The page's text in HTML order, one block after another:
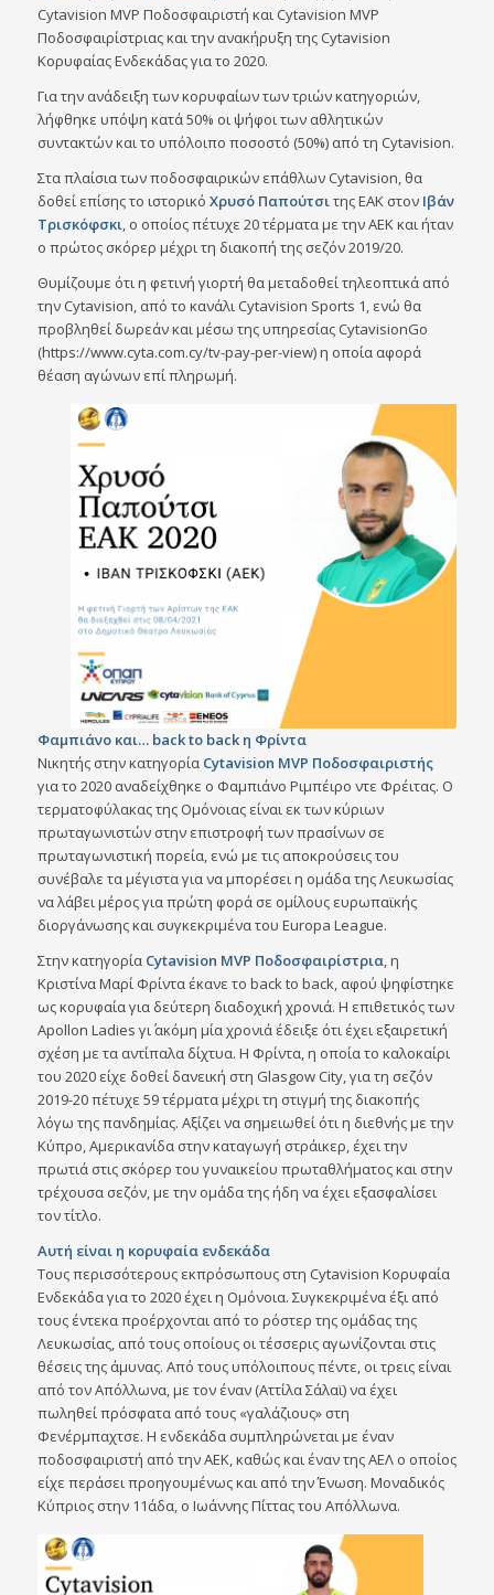
Cytavision MVP Ποδοσφαιριστή και Cytavision MVP
Ποδοσφαιρίστριας και την ανακήρυξη της Cytavision
Κορυφαίας Ενδεκάδας για το 2020.
Για την ανάδειξη των κορυφαίων των τριών κατηγοριών,
λήφθηκε υπόψη κατά 50% οι ψήφοι των αθλητικών
συντακτών και το υπόλοιπο ποσοστό (50%) από τη Cytavision.
Στα πλαίσια των ποδοσφαιρικών επάθλων Cytavision, θα
δοθεί επίσης το ιστορικό Χρυσό Παπούτσιτης ΕΑΚ στον Ιβάν
Τρισκόφσκι, ο οποίος πέτυχε 20 τέρματα με την ΑΕΚ και ήταν
ο πρώτος σκόρερ μέχρι τη διακοπή της σεζόν 2019/20.
Θυμίζουμε ότι η φετινή γιορτή θα μεταδοθεί τηλεοπτικά από
την Cytavision, από το κανάλι Cytavision Sports 1, ενώ θα
προβληθεί δωρεάν και μέσω της υπηρεσίας CytavisionGo
(https://www.cyta.com.cy/tv-pay-per-view) η οποία αφορά
θέαση αγώνων επί πληρωμή.
Φαμπιάνο και… back to back η Φρίντα
Νικητής στην κατηγορία Cytavision MVP Ποδοσφαιριστής
για το 2020 αναδείχθηκε ο Φαμπιάνο Ριμπέιρο ντε Φρέιτας. Ο
τερματοφύλακας της Ομόνοιας είναι εκ των κύριων
πρωταγωνιστών στην επιστροφή των πρασίνων σε
πρωταγωνιστική πορεία, ενώ με τις αποκρούσεις του
συνέβαλε τα μέγιστα για να μπορέσει η ομάδα της Λευκωσίας
να λάβει μέρος για πρώτη φορά σε ομίλους ευρωπαϊκής
διοργάνωσης και συγκεκριμένα του Europa League.
Στην κατηγορία Cytavision MVP Ποδοσφαιρίστρια, η
Κριστίνα Μαρί Φρίντα έκανε το back to back, αφού ψηφίστηκε
ως κορυφαία για δεύτερη διαδοχική χρονιά. Η επιθετικός των
Apollon Ladies γι΄ ακόμη μία χρονιά έδειξε ότι έχει εξαιρετική
σχέση με τα αντίπαλα δίχτυα. Η Φρίντα, η οποία το καλοκαίρι
του 2020 είχε δοθεί δανεική στη Glasgow City, για τη σεζόν
2019-20 πέτυχε 59 τέρματα μέχρι τη στιγμή της διακοπής
λόγω της πανδημίας. Αξίζει να σημειωθεί ότι η διεθνής με την
Κύπρο, Αμερικανίδα στην καταγωγή στράικερ, έχει την
πρωτιά στις σκόρερ του γυναικείου πρωταθλήματος και στην
τρέχουσα σεζόν, με την ομάδα της ήδη να έχει εξασφαλίσει
τον τίτλο.
Αυτή είναι η κορυφαία ενδεκάδα
Τους περισσότερους εκπρόσωπους στη Cytavision Κορυφαία
Ενδεκάδα για το 2020 έχει η Ομόνοια. Συγκεκριμένα έξι από
τους έντεκα προέρχονται από το ρόστερ της ομάδας της
Λευκωσίας, από τους οποίους οι τέσσερις αγωνίζονται στις
θέσεις της άμυνας. Από τους υπόλοιπους πέντε, οι τρεις είναι
από τον Απόλλωνα, με τον έναν (Αττίλα Σάλαϊ) να έχει
πωληθεί πρόσφατα από τους «γαλάζιους» στη
Φενέρμπαχτσε. Η ενδεκάδα συμπληρώνεται με έναν
ποδοσφαιριστή από την ΑΕΚ, καθώς και έναν της ΑΕΛ ο οποίος
είχε περάσει προηγουμένως και από την Ένωση. Μοναδικός
Κύπριος στην 11άδα, ο Ιωάννης Πίττας του Απόλλωνα.